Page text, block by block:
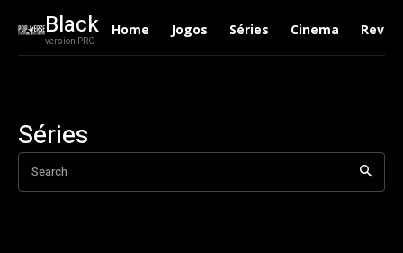
Black
version PRO
Home Jogos Séries Cinema
Séries
Search